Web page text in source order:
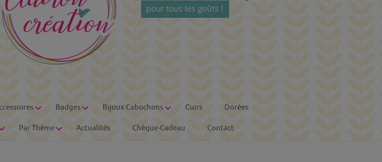
Badges Bijoux Cabochons Cuirs Dorées
Par Thème Actualités Chèque-Cadeau Contact